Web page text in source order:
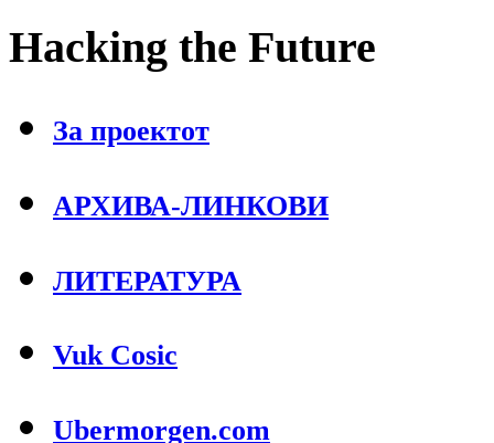
Hacking the Future
За проектот
АРХИВА-ЛИНКОВИ
ЛИТЕРАТУРА
Vuk Cosic
Ubermorgen.com